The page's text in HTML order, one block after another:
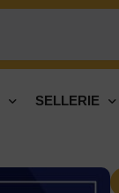
SELLERIE